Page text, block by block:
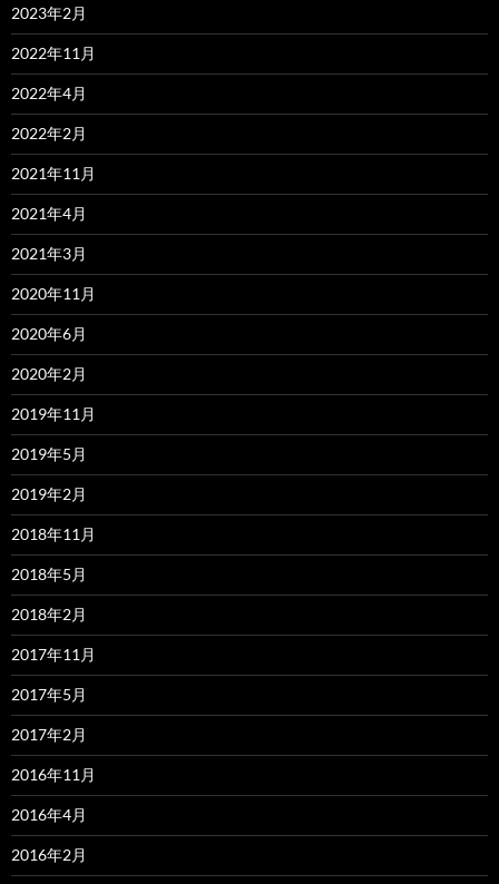
2023年2月
2022年11月
2022年4月
2022年2月
2021年11月
2021年4月
2021年3月
2020年11月
2020年6月
2020年2月
2019年11月
2019年5月
2019年2月
2018年11月
2018年5月
2018年2月
2017年11月
2017年5月
2017年2月
2016年11月
2016年4月
2016年2月